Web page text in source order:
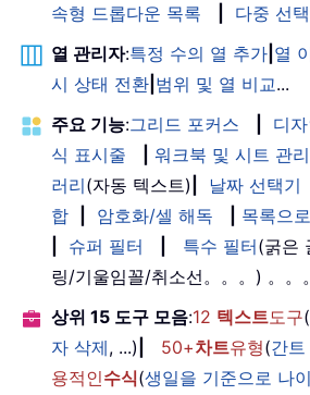
속형 드롭다운 목록
다중 선
열 관리자:특정 수의 열 추가 열
시 상태 전환 범위 및 열 비교...
주요 기능:그리드 포커스 디
식 표시줄
워크북 및 시트 관
러리(자동 텍스트) 날짜 선택기
합
암호화/셀 해독
목록으
슈퍼 필터 특수 필터(굵은
링/기울임꼴/취소선。。。) 。。。
상위 15 도구 모음:12 텍스트도구(
자 삭제, ...) 50+차트유형(간트
용적인수식(생일을 기준으로 나